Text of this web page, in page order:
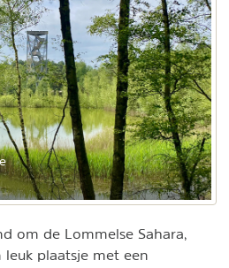
om de Lommelse Sahara,
leuk plaatsje met een